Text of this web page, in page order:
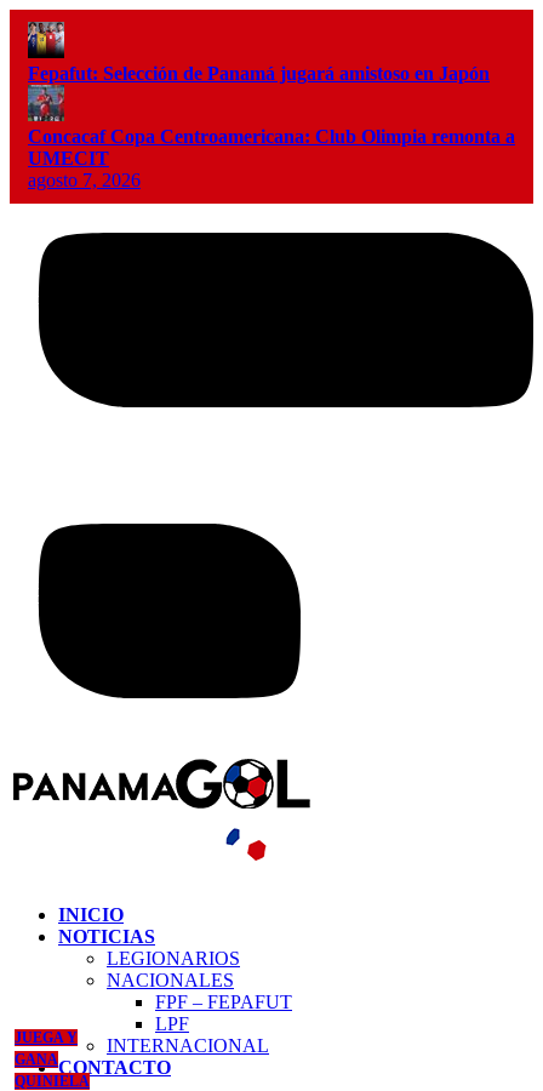
Fepafut: Selección de Panamá jugará amistoso en Japón
Concacaf Copa Centroamericana: Club Olimpia remonta a
UMECIT
agosto 7, 2026
INICIO
NOTICIAS
LEGIONARIOS
NACIONALES
FPF – FEPAFUT
LPF
INTERNACIONAL
CONTACTO
JUEGA Y
GANA
QUINIELA